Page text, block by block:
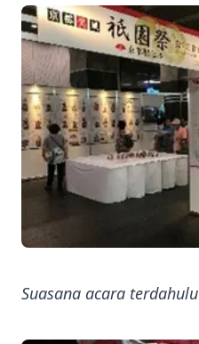
Suasana acara terdahulu